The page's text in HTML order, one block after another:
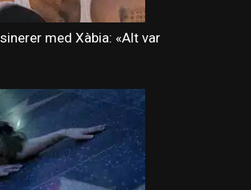
med Xàbia: «Alt var